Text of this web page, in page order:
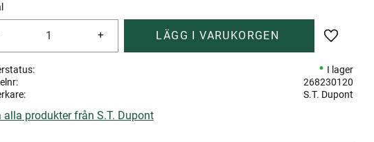
+
Lägg till
I lager
268230120
S.T. Dupont
alla produkter från S.T. Dupont